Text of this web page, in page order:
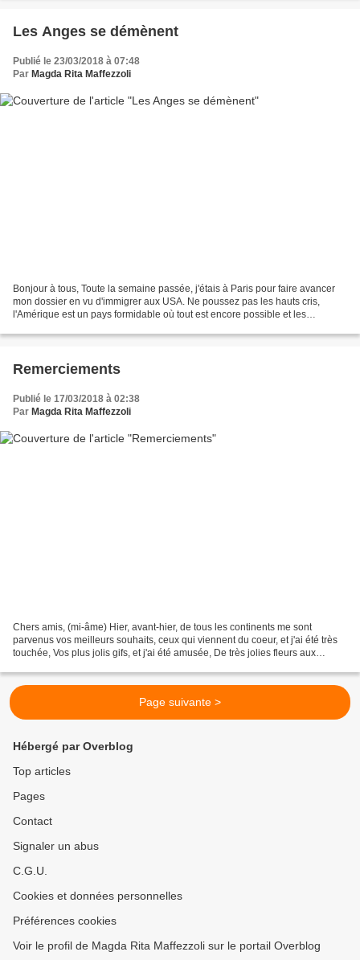
Les Anges se démènent
Publié le 23/03/2018 à 07:48
Par Magda Rita Maffezzoli
Bonjour à tous, Toute la semaine passée, j'étais à Paris pour faire avancer
mon dossier en vu d'immigrer aux USA. Ne poussez pas les hauts cris,
l'Amérique est un pays formidable où tout est encore possible et les
Remerciements
Publié le 17/03/2018 à 02:38
Par Magda Rita Maffezzoli
Chers amis, (mi-âme) Hier, avant-hier, de tous les continents me sont
parvenus vos meilleurs souhaits, ceux qui viennent du coeur, et j'ai été très
touchée, Vos plus jolis gifs, et j'ai été amusée, De très jolies fleurs aux
Page suivante >
Hébergé par Overblog
Top articles
Pages
Contact
Signaler un abus
C.G.U.
Cookies et données personnelles
Préférences cookies
Voir le profil de Magda Rita Maffezzoli sur le portail Overblog